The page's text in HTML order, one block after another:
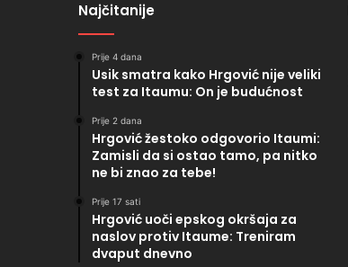
Najčitanije
Prije 4 dana
Usik smatra kako Hrgović nije veliki
test za Itaumu: On je budućnost
Prije 2 dana
Hrgović žestoko odgovorio Itaumi:
Zamisli da si ostao tamo, pa nitko
ne bi znao za tebe!
Prije 17 sati
Hrgović uoči epskog okršaja za
naslov protiv Itaume: Treniram
dvaput dnevno